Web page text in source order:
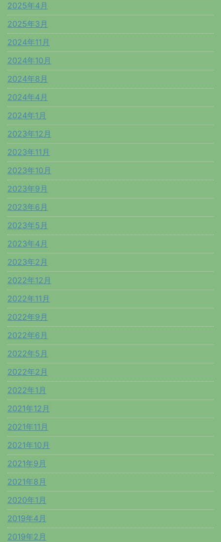
2025年4月
2025年3月
2024年11月
2024年10月
2024年8月
2024年4月
2024年1月
2023年12月
2023年11月
2023年10月
2023年9月
2023年6月
2023年5月
2023年4月
2023年2月
2022年12月
2022年11月
2022年9月
2022年6月
2022年5月
2022年2月
2022年1月
2021年12月
2021年11月
2021年10月
2021年9月
2021年8月
2020年1月
2019年4月
2019年2月